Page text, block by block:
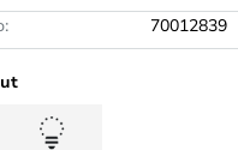
70012839